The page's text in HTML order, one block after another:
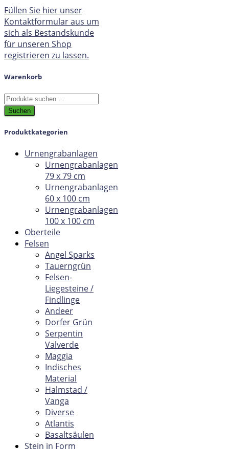
Füllen Sie hier unser
Kontaktformular aus um
sich als Bestandskunde
für unseren Shop
registrieren zu lassen.
Warenkorb
Suchen
nach:
Suchen
Produktkategorien
Urnengrabanlagen
Urnengrabanlagen
79 x 79 cm
Urnengrabanlagen
60 x 100 cm
Urnengrabanlagen
100 x 100 cm
Oberteile
Felsen
Angel Sparks
Tauerngrün
Felsen-
Liegesteine /
Findlinge
Andeer
Dorfer Grün
Serpentin
Valverde
Maggia
Indisches
Material
Halmstad /
Vanga
Diverse
Atlantis
Basaltsäulen
Stein in Form